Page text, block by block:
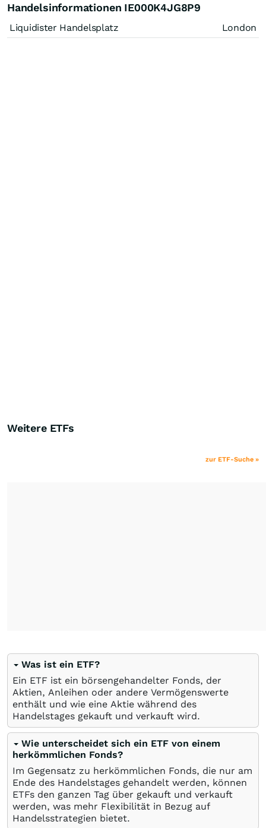
Handelsinformationen IE000K4JG8P9
Liquidister Handelsplatz London
Weitere ETFs
zur ETF-Suche »
Was ist ein ETF?
Ein ETF ist ein börsengehandelter Fonds, der
Aktien, Anleihen oder andere Vermögenswerte
enthält und wie eine Aktie während des
Handelstages gekauft und verkauft wird.
Wie unterscheidet sich ein ETF von einem
herkömmlichen Fonds?
Im Gegensatz zu herkömmlichen Fonds, die nur am
Ende des Handelstages gehandelt werden, können
ETFs den ganzen Tag über gekauft und verkauft
werden, was mehr Flexibilität in Bezug auf
Handelsstrategien bietet.